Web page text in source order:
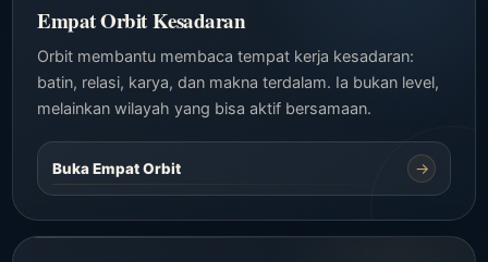
Empat Orbit Kesadaran
Orbit membantu membaca tempat kerja kesadaran:
batin, relasi, karya, dan makna terdalam. Ia bukan level,
melainkan wilayah yang bisa aktif bersamaan.
Buka Empat Orbit →